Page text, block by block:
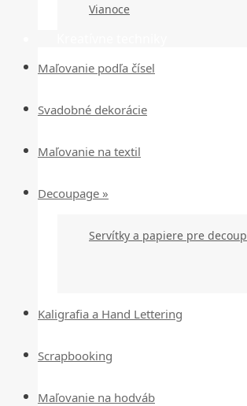
Vianoce
Maľovanie podľa čísel
Svadobné dekorácie
Maľovanie na textil
Decoupage »
Servítky a papiere pre
Kaligrafia a Hand Lettering
Scrapbooking
Maľovanie na hodváb